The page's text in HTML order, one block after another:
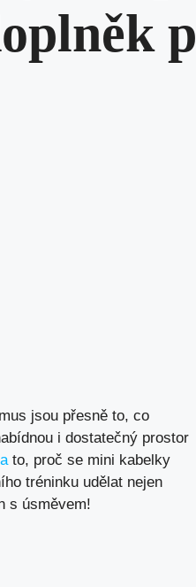
jsou přesně to, co
i dostatečný prostor
to, proč se mini kabelky
tréninku udělat nejen
s úsměvem!